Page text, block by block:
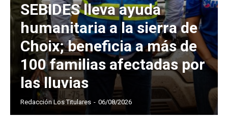
SEBIDES lleva ayuda
humanitaria a la sierra de
Choix; beneficia a más de
100 familias afectadas por
las lluvias
Redacción Los Titulares - 06/08/2026